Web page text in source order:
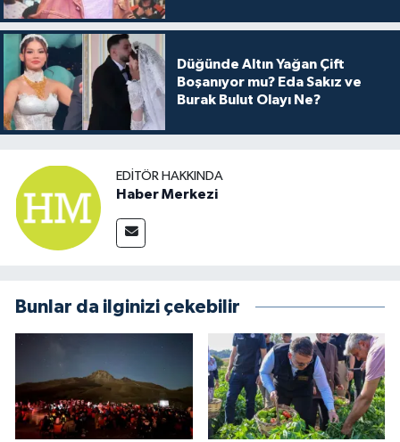
Düğünde Altın Yağan Çift
Boşanıyor mu? Eda Sakız ve
Burak Bulut Olayı Ne?
EDITÖR HAKKINDA
Haber Merkezi
Bunlar da ilginizi çekebilir